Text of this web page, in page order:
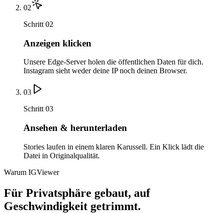
02
Schritt 02
Anzeigen klicken
Unsere Edge-Server holen die öffentlichen Daten für dich.
Instagram sieht weder deine IP noch deinen Browser.
03
Schritt 03
Ansehen & herunterladen
Stories laufen in einem klaren Karussell. Ein Klick lädt die
Datei in Originalqualität.
Warum IGViewer
Für Privatsphäre gebaut, auf
Geschwindigkeit getrimmt.